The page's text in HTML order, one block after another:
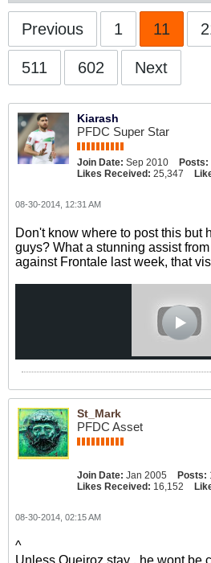
Previous 1 11
511 602 Next
Kiarash
PFDC Super Star
Join Date: Sep 2010 Posts:
Likes Received: 25,347
08-30-2014, 12:31 AM
Don't know where to post this but
guys? What a stunning assist
against Frontale last week, that
St_Mark
PFDC Asset
Join Date: Jan 2005 Posts:
Likes Received: 16,152
08-30-2014, 02:15 AM
^
Unless Queiroz stay , he wont be